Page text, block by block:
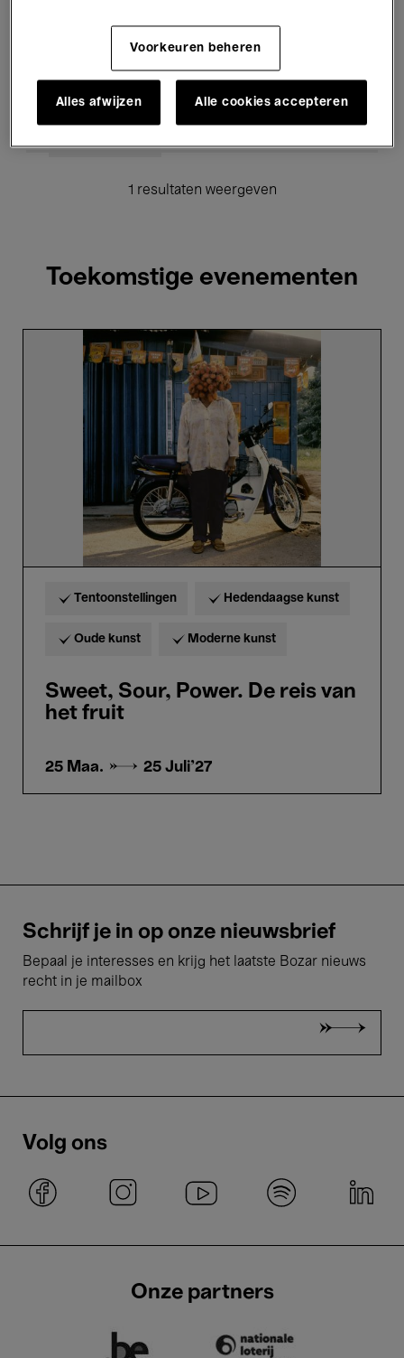
Onderwijs Rondleidingen
1 resultaten weergeven
Toekomstige evenementen
Tentoonstellingen Hedendaagse kunst
Oude kunst Moderne kunst
Sweet, Sour, Power. De reis van
het fruit
25 Maa. → 25 Juli'27
Schrijf je in op onze nieuwsbrief
Bepaal je interesses en krijg het laatste Bozar nieuws
recht in je mailbox
Volg ons
Onze partners
Voorkeuren beheren
Alles afwijzen Alle cookies accepteren